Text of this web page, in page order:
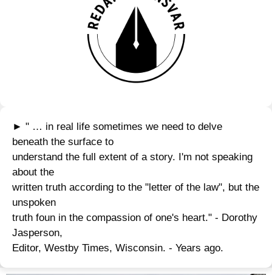
► " … in real life sometimes we need to delve
beneath the surface to
understand the full extent of a story. I'm not speaking
about the
written truth according to the "letter of the law", but the
unspoken
truth foun in the compassion of one's heart." - Dorothy
Jasperson,
Editor, Westby Times, Wisconsin. - Years ago.